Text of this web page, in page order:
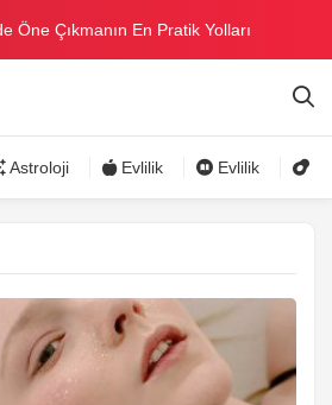
Öne Çıkmanın En Pratik Yolları
Astroloji Evlilik Evlilik